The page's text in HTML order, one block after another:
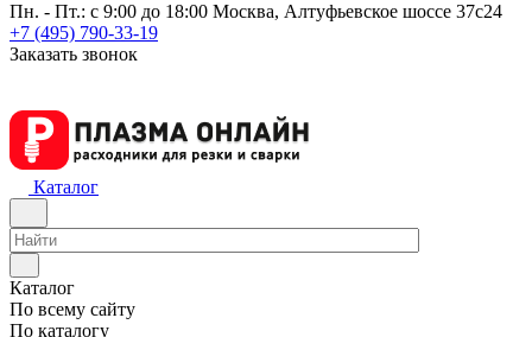
Пн. - Пт.: с 9:00 до 18:00 Москва, Алтуфьевское шоссе 37с24
+7 (495) 790-33-19
Заказать звонок
Каталог
Каталог
По всему сайту
По каталогу